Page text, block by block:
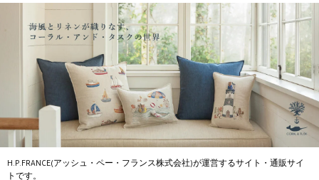
H.P.FRANCE(アッシュ・ペー・フランス株式会社)が運営するサイト・通販サイ
トです。